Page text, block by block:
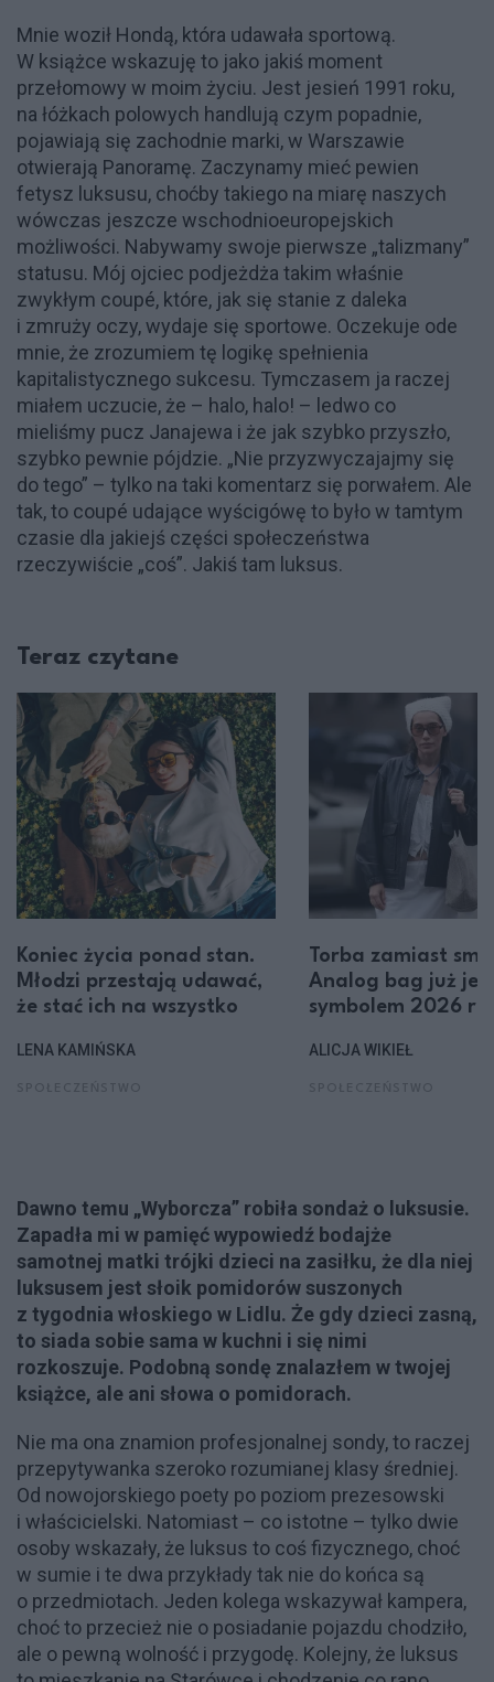
Mnie woził Hondą, która udawała sportową.
W książce wskazuję to jako jakiś moment
przełomowy w moim życiu. Jest jesień 1991 roku,
na łóżkach polowych handlują czym popadnie,
pojawiają się zachodnie marki, w Warszawie
otwierają Panoramę. Zaczynamy mieć pewien
fetysz luksusu, choćby takiego na miarę naszych
wówczas jeszcze wschodnioeuropejskich
możliwości. Nabywamy swoje pierwsze „talizmany”
statusu. Mój ojciec podjeżdża takim właśnie
zwykłym coupé, które, jak się stanie z daleka
i zmruży oczy, wydaje się sportowe. Oczekuje ode
mnie, że zrozumiem tę logikę spełnienia
kapitalistycznego sukcesu. Tymczasem ja raczej
miałem uczucie, że – halo, halo! – ledwo co
mieliśmy pucz Janajewa i że jak szybko przyszło,
szybko pewnie pójdzie. „Nie przyzwyczajajmy się
do tego” – tylko na taki komentarz się porwałem. Ale
tak, to coupé udające wyścigówę to było w tamtym
czasie dla jakiejś części społeczeństwa
rzeczywiście „coś”. Jakiś tam luksus.
Teraz czytane
Koniec życia ponad stan.
Młodzi przestają udawać,
że stać ich na wszystko
LENA KAMIŃSKA
Torba zamiast
Analog bag już
symbolem 2026
ALICJA WIKIEŁ
Dawno temu „Wyborcza” robiła sondaż o luksusie.
Zapadła mi w pamięć wypowiedź bodajże
samotnej matki trójki dzieci na zasiłku, że dla niej
luksusem jest słoik pomidorów suszonych
z tygodnia włoskiego w Lidlu. Że gdy dzieci zasną,
to siada sobie sama w kuchni i się nimi
rozkoszuje. Podobną sondę znalazłem w twojej
książce, ale ani słowa o pomidorach.
Nie ma ona znamion profesjonalnej sondy, to raczej
przepytywanka szeroko rozumianej klasy średniej.
Od nowojorskiego poety po poziom prezesowski
i właścicielski. Natomiast – co istotne – tylko dwie
osoby wskazały, że luksus to coś fizycznego, choć
w sumie i te dwa przykłady tak nie do końca są
o przedmiotach. Jeden kolega wskazywał kampera,
choć to przecież nie o posiadanie pojazdu chodziło,
ale o pewną wolność i przygodę. Kolejny, że luksus